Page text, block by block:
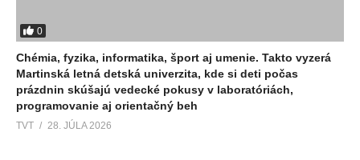
0
Chémia, fyzika, informatika, šport aj umenie. Takto vyzerá
Martinská letná detská univerzita, kde si deti počas
prázdnin skúšajú vedecké pokusy v laboratóriách,
programovanie aj orientačný beh
TVT 28. JÚLA 2026